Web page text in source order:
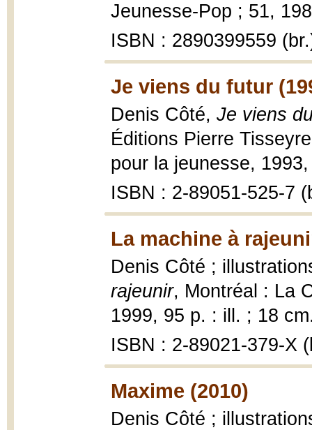
Jeunesse-Pop ; 51,
ISBN : 2890399559
Je viens du futur
Denis Côté, Je viens
Éditions Pierre
pour la jeunesse,
ISBN : 2-89051-525-7
La machine à
Denis Côté ;
rajeunir, Montréal : La
1999, 95 p. : ill. ; 18
ISBN : 2-89021-379-X
Maxime (2010)
Denis Côté ;